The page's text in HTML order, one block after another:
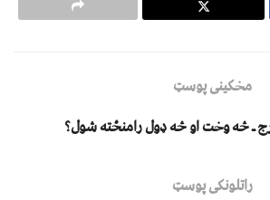
مخکینی پوسټ
ـ څه وخت او څه ډول رامنځته شول؟
راتلونکی پوسټ